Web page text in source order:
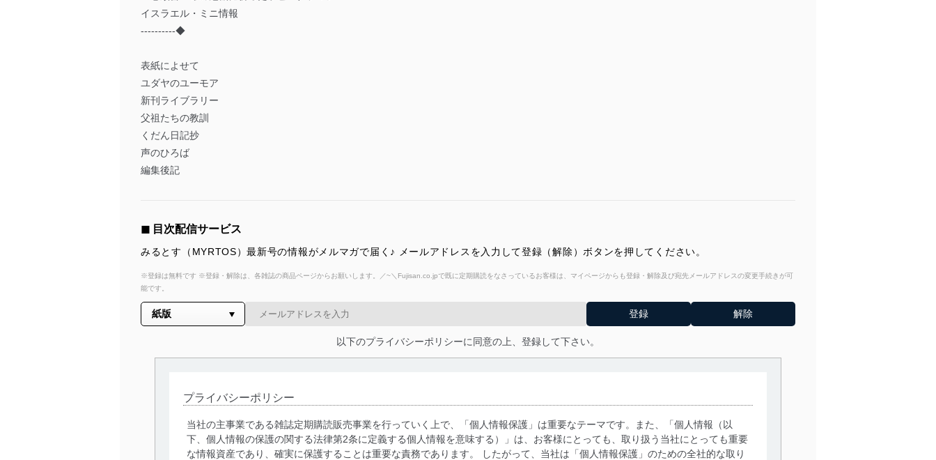
イスラエル・ミニ情報
----------◆
表紙によせて
ユダヤのユーモア
新刊ライブラリー
父祖たちの教訓
くだん日記抄
声のひろば
編集後記
◼︎ 目次配信サービス
みるとす（MYRTOS）最新号の情報がメルマガで届く♪ メールアドレスを入力して登録（解除）ボタンを押してください。
※登録は無料です ※登録・解除は、各雑誌の商品ページからお願いします。／~＼Fujisan.co.jpで既に定期購読をなさっているお客様は、マイページからも登録・解除及び宛先メールアドレスの変更手続きが可
能です。
以下のプライバシーポリシーに同意の上、登録して下さい。
プライバシーポリシー
当社の主事業である雑誌定期購読販売事業を行っていく上で、「個人情報保護」は重要なテーマです。また、「個人情報（以
下、個人情報の保護の関する法律第2条に定義する個人情報を意味する）」は、お客様にとっても、取り扱う当社にとっても重要
な情報資産であり、確実に保護することは重要な責務であります。 したがって、当社は「個人情報保護」のための全社的な取り